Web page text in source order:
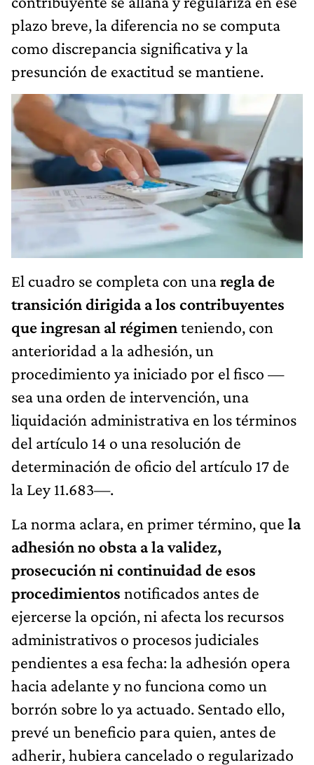
plazo breve, la diferencia no se computa
como discrepancia significativa y la
presunción de exactitud se mantiene.
El cuadro se completa con unaregla de
transición dirigida a los contribuyentes
que ingresan al régimenteniendo, con
anterioridad a la adhesión, un
procedimiento ya iniciado por el fisco —
sea una orden de intervención, una
liquidación administrativa en los términos
del artículo 14 o una resolución de
determinación de oficio del artículo 17 de
la Ley 11.683—.
La norma aclara, en primer término, que la
adhesión no obsta a la validez,
prosecución ni continuidad de esos
procedimientos notificados antes de
ejercerse la opción, ni afecta los recursos
administrativos o procesos judiciales
pendientes a esa fecha: la adhesión opera
hacia adelante y no funciona como un
borrón sobre lo ya actuado. Sentado ello,
prevé un beneficio para quien, antes de
adherir, hubiera cancelado o regularizado